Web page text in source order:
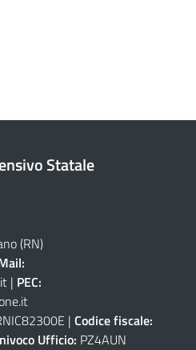
Statale
(RN)
| PEC:
| Codice fiscale:
Ufficio: PZ4AUN